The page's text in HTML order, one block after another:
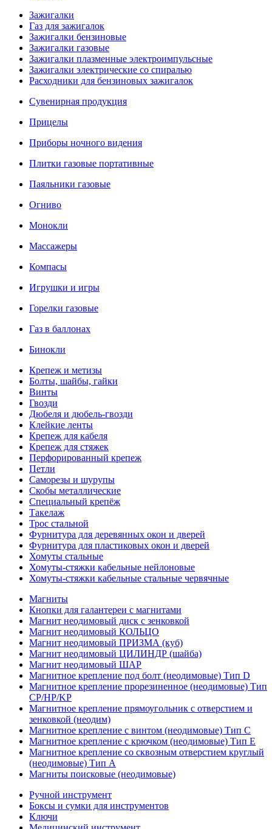
Зажигалки
Газ для зажигалок
Зажигалки бензиновые
Зажигалки газовые
Зажигалки плазменные электроимпульсные
Зажигалки электрические со спиралью
Расходники для бензиновых зажигалок
Сувенирная продукция
Прицелы
Приборы ночного видения
Плитки газовые портативные
Паяльники газовые
Огниво
Монокли
Массажеры
Компасы
Игрушки и игры
Горелки газовые
Газ в баллонах
Бинокли
Крепеж и метизы
Болты, шайбы, гайки
Винты
Гвозди
Дюбеля и дюбель-гвозди
Клейкие ленты
Крепеж для кабеля
Крепеж для стяжек
Перфорированный крепеж
Петли
Саморезы и шурупы
Скобы металлические
Специальный крепёж
Такелаж
Трос стальной
Фурнитура для деревянных окон и дверей
Фурнитура для пластиковых окон и дверей
Хомуты стальные
Хомуты-стяжки кабельные нейлоновые
Хомуты-стяжки кабельные стальные червячные
Магниты
Кнопки для галантереи с магнитами
Магнит неодимовый диск с зенковкой
Магнит неодимовый КОЛЬЦО
Магнит неодимовый ПРИЗМА (куб)
Магнит неодимовый ЦИЛИНДР (шайба)
Магнит неодимовый ШАР
Магнитное крепление под болт (неодимовые) Тип D
Магнитное крепление прорезиненное (неодимовые) Тип
CP/HP/KP
Магнитное крепление прямоугольник с отверстием и
зенковкой (неодим)
Магнитное крепление с винтом (неодимовые) Тип С
Магнитное крепление с крючком (неодимовые) Тип Е
Магнитное крепление со сквозным отверстием круглый
(неодимовые) Тип А
Магниты поисковые (неодимовые)
Ручной инструмент
Боксы и сумки для инструментов
Ключи